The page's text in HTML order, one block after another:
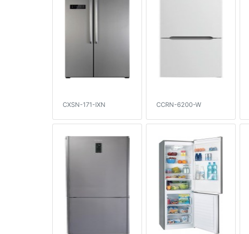
CXSN-171-IXN CCRN-6200-W